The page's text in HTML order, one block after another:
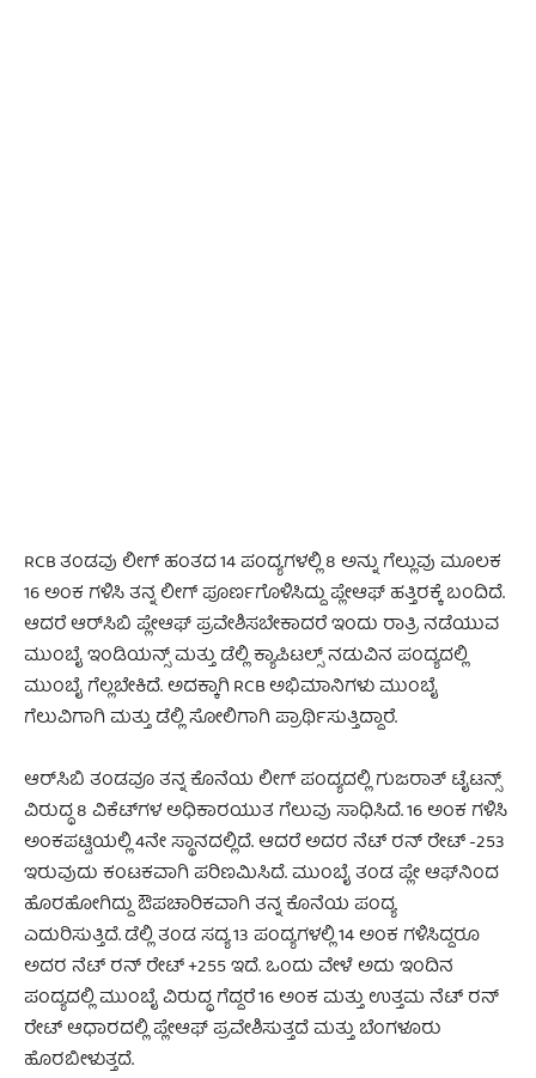
RCB ತಂಡವು ಲೀಗ್ ಹಂತದ 14 ಪಂದ್ಯಗಳಲ್ಲಿ 8 ಅನ್ನು ಗೆಲ್ಲುವು ಮೂಲಕ
16 ಅಂಕ ಗಳಿಸಿ ತನ್ನ ಲೀಗ್ ಪೂರ್ಣಗೊಳಿಸಿದ್ದು ಪ್ಲೇಆಫ್ ಹತ್ತಿರಕ್ಕೆ ಬಂದಿದೆ.
ಆದರೆ ಆರ್‌ಸಿಬಿ ಪ್ಲೇಆಫ್ ಪ್ರವೇಶಿಸಬೇಕಾದರೆ ಇಂದು ರಾತ್ರಿ ನಡೆಯುವ
ಮುಂಬೈ ಇಂಡಿಯನ್ಸ್ ಮತ್ತು ಡೆಲ್ಲಿ ಕ್ಯಾಪಿಟಲ್ಸ್ ನಡುವಿನ ಪಂದ್ಯದಲ್ಲಿ
ಮುಂಬೈ ಗೆಲ್ಲಬೇಕಿದೆ. ಅದಕ್ಕಾಗಿ RCB ಅಭಿಮಾನಿಗಳು ಮುಂಬೈ
ಗೆಲುವಿಗಾಗಿ ಮತ್ತು ಡೆಲ್ಲಿ ಸೋಲಿಗಾಗಿ ಪ್ರಾರ್ಥಿಸುತ್ತಿದ್ದಾರೆ.
ಆರ್‌ಸಿಬಿ ತಂಡವೂ ತನ್ನ ಕೊನೆಯ ಲೀಗ್ ಪಂದ್ಯದಲ್ಲಿ ಗುಜರಾತ್ ಟೈಟನ್ಸ್
ವಿರುದ್ಧ 8 ವಿಕೆಟ್‌ಗಳ ಅಧಿಕಾರಯುತ ಗೆಲುವು ಸಾಧಿಸಿದೆ. 16 ಅಂಕ ಗಳಿಸಿ
ಅಂಕಪಟ್ಟಿಯಲ್ಲಿ 4ನೇ ಸ್ಥಾನದಲ್ಲಿದೆ. ಆದರೆ ಅದರ ನೆಟ್‌ ರನ್‌ ರೇಟ್ -253
ಇರುವುದು ಕಂಟಕವಾಗಿ ಪರಿಣಮಿಸಿದೆ. ಮುಂಬೈ ತಂಡ ಪ್ಲೇ ಆಫ್‌ನಿಂದ
ಹೊರಹೋಗಿದ್ದು ಔಪಚಾರಿಕವಾಗಿ ತನ್ನ ಕೊನೆಯ ಪಂದ್ಯ
ಎದುರಿಸುತ್ತಿದೆ. ಡೆಲ್ಲಿ ತಂಡ ಸದ್ಯ 13 ಪಂದ್ಯಗಳಲ್ಲಿ 14 ಅಂಕ ಗಳಿಸಿದ್ದರೂ
ಅದರ ನೆಟ್‌ ರನ್‌ ರೇಟ್ +255 ಇದೆ. ಒಂದು ವೇಳೆ ಅದು ಇಂದಿನ
ಪಂದ್ಯದಲ್ಲಿ ಮುಂಬೈ ವಿರುದ್ಧ ಗೆದ್ದರೆ 16 ಅಂಕ ಮತ್ತು ಉತ್ತಮ ನೆಟ್ ರನ್‌
ರೇಟ್ ಆಧಾರದಲ್ಲಿ ಪ್ಲೇಆಫ್ ಪ್ರವೇಶಿಸುತ್ತದೆ ಮತ್ತು ಬೆಂಗಳೂರು
ಹೊರಬೀಳುತ್ತದೆ.